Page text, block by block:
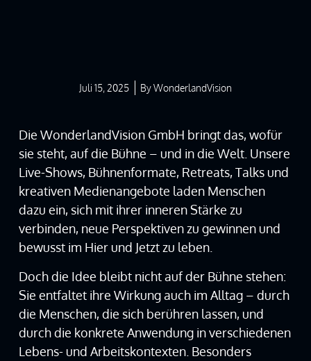
Juli 15, 2025 ByWonderlandVision
Die WonderlandVision GmbH bringt das, wofür
sie steht, auf die Bühne – und in die Welt. Unsere
Live-Shows, Bühnenformate, Retreats, Talks und
kreativen Medienangebote laden Menschen
dazu ein, sich mit ihrer inneren Stärke zu
verbinden, neue Perspektiven zu gewinnen und
bewusst im Hier und Jetzt zu leben.
Doch die Idee bleibt nicht auf der Bühne stehen:
Sie entfaltet ihre Wirkung auch im Alltag – durch
die Menschen, die sich berühren lassen, und
durch die konkrete Anwendung in verschiedenen
Lebens- und Arbeitskontexten. Besonders